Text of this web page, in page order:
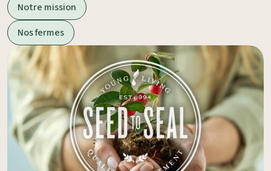
Notre mission
Nos fermes